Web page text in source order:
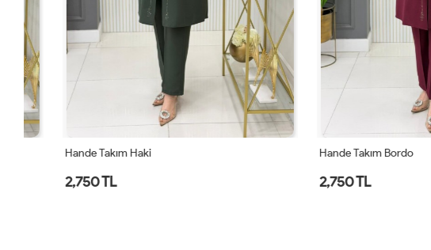
Hande Takım Haki
2,750 TL
Hande Takım Bordo
2,750 TL